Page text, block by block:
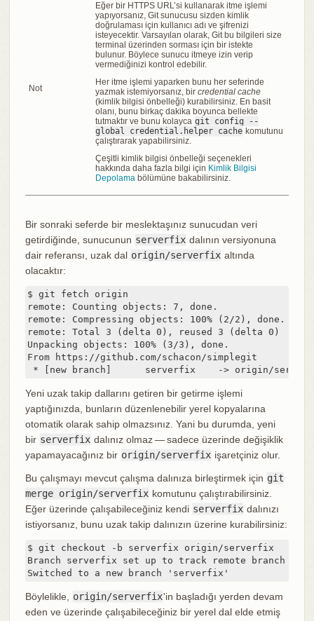
Not
Eğer bir HTTPS URL’si kullanarak itme işlemi
yapıyorsanız, Git sunucusu sizden kimlik
doğrulaması için kullanıcı adı ve şifrenizi
isteyecektir. Varsayılan olarak, Git bu bilgileri size
terminal üzerinden sorması için bir istekte
bulunur. Böylece sunucu itmeye izin verip
vermediğinizi kontrol edebilir.
Her itme işlemi yaparken bunu her seferinde
yazmak istemiyorsanız, bir credential cache
(kimlik bilgisi önbelleği) kurabilirsiniz. En basit
olanı, bunu birkaç dakika boyunca bellekte
tutmaktır ve bunu kolayca git config --
global credential.helper cache komutunu
çalıştırarak yapabilirsiniz.
Çeşitli kimlik bilgisi önbelleği seçenekleri
hakkında daha fazla bilgi için Kimlik Bilgisi
Depolamabölümüne bakabilirsiniz.
Bir sonraki seferde bir meslektaşınız sunucudan veri
getirdiğinde, sunucunun serverfix dalının versiyonuna
dair referansı, uzak dal origin/serverfix altında
olacaktır:
$ git fetch origin
remote: Counting objects: 7, done.
remote: Compressing objects: 100% (2/2), done.
remote: Total 3 (delta 0), reused 3 (delta 0)
Unpacking objects: 100% (3/3), done.
From https://github.com/schacon/simplegit
* [new branch]      serverfix    -> origin/
Yeni uzak takip dallarını getiren bir getirme işlemi
yaptığınızda, bunların düzenlenebilir yerel kopyalarına
otomatik olarak sahip olmazsınız. Yani bu durumda, yeni
bir serverfix dalınız olmaz — sadece üzerinde değişiklik
yapamayacağınız bir origin/serverfix işaretçiniz olur.
Bu çalışmayı mevcut çalışma dalınıza birleştirmek için git
merge origin/serverfix komutunu çalıştırabilirsiniz.
Eğer üzerinde çalışabileceğiniz kendi serverfix dalınızı
istiyorsanız, bunu uzak takip dalınızın üzerine kurabilirsiniz:
$ git checkout -b serverfix origin/serverfix
Branch serverfix set up to track remote branch
Switched to a new branch 'serverfix'
Böylelikle, origin/serverfix'in başladığı yerden devam
eden ve üzerinde çalışabileceğiniz bir yerel dal elde etmiş